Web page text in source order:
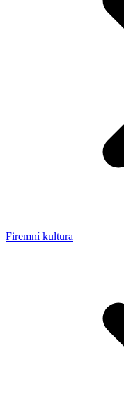
Firemní kultura